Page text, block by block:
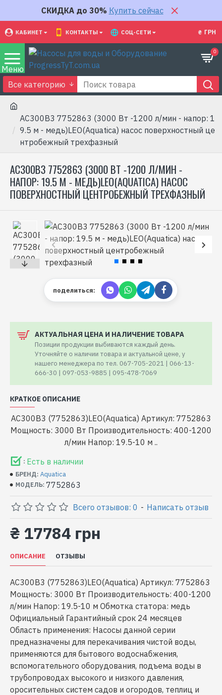
СКИДКА до 30% Купить сейчас
КАБИНЕТ КОНТАКТЫ СОЦ-СЕТИ ₴ ГРН
0
Все категорию
AC300B3 7752863 (3000 Вт -1200 л/мин - напор: 1
9.5 м - медь)LEO(Aquatica) насос поверхностный це
нтробежный трехфазный
AC300B3 7752863 (3000 ВТ -1200 Л/МИН -
НАПОР: 19.5 М - МЕДЬ)LEO(AQUATICA) НАСОС
ПОВЕРХНОСТНЫЙ ЦЕНТРОБЕЖНЫЙ ТРЕХФАЗНЫЙ
поделиться:
АКТУАЛЬНАЯ ЦЕНА И НАЛИЧЕНИЕ ТОВАРА
Позиции продукции выбиваются каждый день.
Уточняйте о наличии товара и актуальной цене, у
нашего менеджера по тел. 067-705-2021 | 066-13-
666-30 | 097-053-9885 | 095-478-7069
КРАТКОЕ ОПИСАНИЕ
AC300B3 (7752863)LEO(Aquatica) Артикул: 7752863
Мощность: 3000 Вт Производительность: 400-1200
л/мин Напор: 19.5-10 м ..
: Есть в наличии
БРЕНД: Aquatica
МОДЕЛЬ: 7752863
Всего отзывов: 0 - Написать отзыв
₴ 17784 грн
ОПИСАНИЕ ОТЗЫВЫ
AC300B3 (7752863)LEO(Aquatica) Артикул: 7752863
Мощность: 3000 Вт Производительность: 400-1200
л/мин Напор: 19.5-10 м Обмотка статора: медь
Официальный Гарантийный срок 24 месяцев
Область применения: Насосы данной серии
предназначены для перекачивания чистой воды,
применяются для бытового водоснабжения,
вспомогательного оборудования, подъема воды в
трубопроводах высокого и низкого давления,
оросительных систем садов и огородов, теплиц и